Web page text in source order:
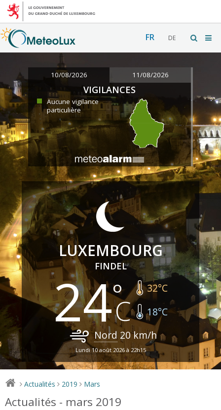
FR DE
10/08/2026 11/08/2026
VIGILANCES
Aucune vigilance
particulière
LUXEMBOURG
FINDEL
24 32°C
18°C
Nord 20km/h
Lundi 10 août 2026 à 22h15
> Actualités > 2019 > Mars
Actualités - mars 2019